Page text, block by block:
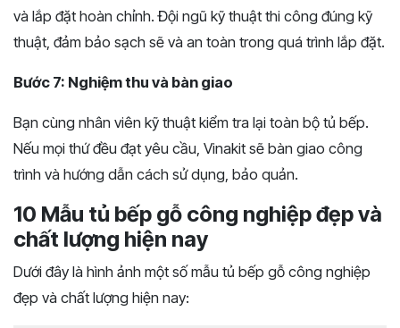
và lắp đặt hoàn chỉnh. Đội ngũ kỹ thuật thi công đúng kỹ
thuật, đảm bảo sạch sẽ và an toàn trong quá trình lắp đặt.
Bước 7: Nghiệm thu và bàn giao
Bạn cùng nhân viên kỹ thuật kiểm tra lại toàn bộ tủ bếp.
Nếu mọi thứ đều đạt yêu cầu, Vinakit sẽ bàn giao công
trình và hướng dẫn cách sử dụng, bảo quản.
10 Mẫu tủ bếp gỗ công nghiệp đẹp và
chất lượng hiện nay
Dưới đây là hình ảnh một số mẫu tủ bếp gỗ công nghiệp
đẹp và chất lượng hiện nay: